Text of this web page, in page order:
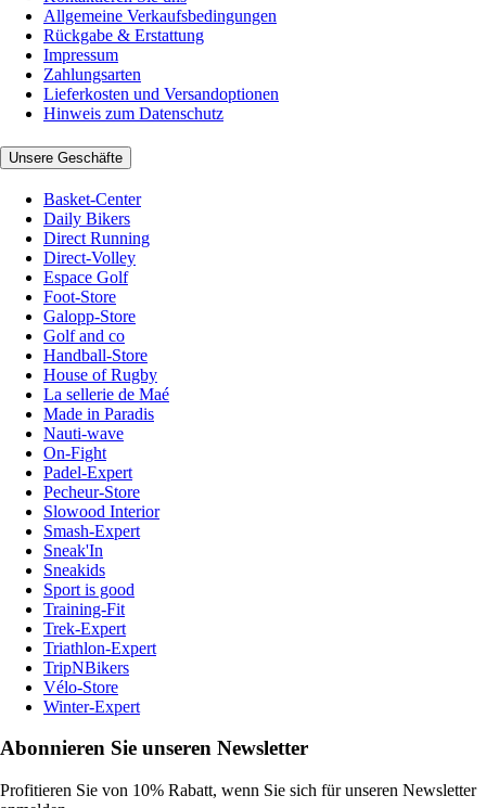
Allgemeine Verkaufsbedingungen
Rückgabe & Erstattung
Impressum
Zahlungsarten
Lieferkosten und Versandoptionen
Hinweis zum Datenschutz
Unsere Geschäfte
Basket-Center
Daily Bikers
Direct Running
Direct-Volley
Espace Golf
Foot-Store
Galopp-Store
Golf and co
Handball-Store
House of Rugby
La sellerie de Maé
Made in Paradis
Nauti-wave
On-Fight
Padel-Expert
Pecheur-Store
Slowood Interior
Smash-Expert
Sneak'In
Sneakids
Sport is good
Training-Fit
Trek-Expert
Triathlon-Expert
TripNBikers
Vélo-Store
Winter-Expert
Abonnieren Sie unseren Newsletter
Profitieren Sie von 10% Rabatt, wenn Sie sich für unseren Newsletter